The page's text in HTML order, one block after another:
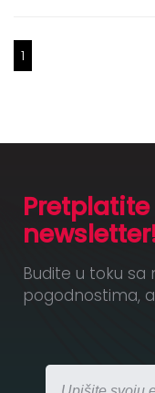
1
Budite u toku
pogodnostima,